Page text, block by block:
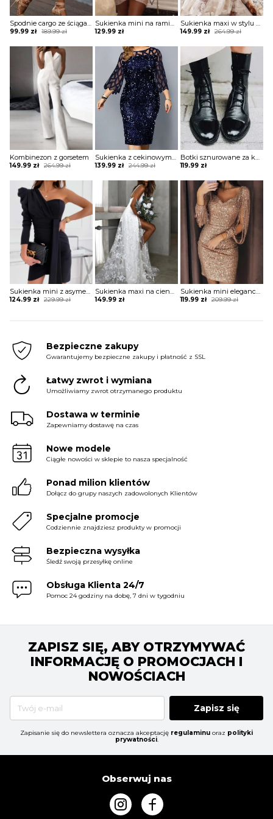
Spodnie cargo ze ściągaczami na dole
189.99zł
Original
was:
189.99 zł.
99.99 zł
Current
is:
99.99 zł.
Sukienka mini na ramiączkach błyszcząca
129.99 zł
Sukienka maxi w stylu boho z tiulową warstwą
264.99zł
Original
was:
264.99 zł.
149.99 zł
Current
is:
149.99 zł.
Kombinezon z gorsetem
264.99zł
Original
was:
264.99 zł.
149.99 zł
Current
is:
149.99 zł.
Sukienka z cekinowym przodem i paskami
244.99zł
Original
was:
139.99 zł
Current
Botki sznurowane za kostkę na płaskiej podeszwie
119.99 zł
Sukienka mini z asymetrycznym długim rękawem
229.99zł
Original
124.99 zł
Current
Sukienka maxi na cienkich ramiączkach koronkowa
149.99 zł
Sukienka mini elegancka z rozcięciami na rękawach
209.99zł
Original
119.99 zł
Current
Bezpieczne zakupy
Gwarantujemy bezpieczne zakupy i płatność z SSL
Łatwy zwrot i wymiana
Umożliwiamy zwrot otrzymanego produktu
Dostawa w terminie
Zapewniamy dostawę na czas
Nowe modele
Ciągłe nowości w sklepie to nasza specjalność
Ponad milion klientów
Dołącz do grupy naszych zadowolonych Klientów
Specjalne promocje
Codziennie znajdziesz produkty w promocji
Bezpieczna wysyłka
Śledź swoją przesyłkę online
Obsługa Klienta 24/7
Pomoc 24 godziny na dobę, 7 dni w tygodniu
ZAPISZ SIĘ, ABY OTRZYMYWAĆ
INFORMACJĘ O PROMOCJACH I
NOWOŚCIACH
Zapisz się
Zapisanie się do newslettera oznacza akceptację regulaminu oraz polityki
prywatności.
Obserwuj nas